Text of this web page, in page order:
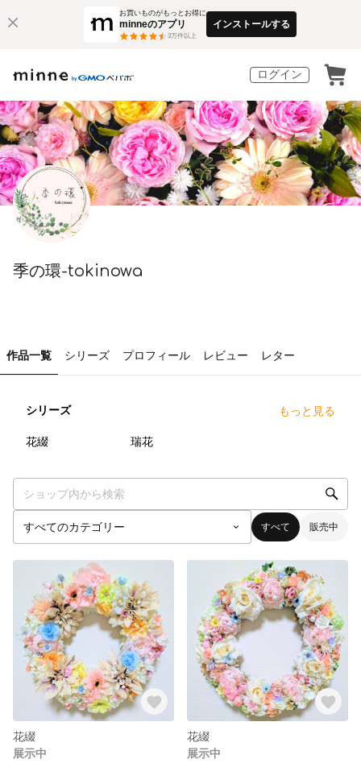
お買いものがもっとお得に
minneのアプリ
3万件以上
インストールする
ログイン
季の環-tokinowa
作品一覧 シリーズ プロフィール レビュー レター
シリーズ もっと見る
花綴 瑞花
すべて 販売中
花綴
展示中
花綴
展示中